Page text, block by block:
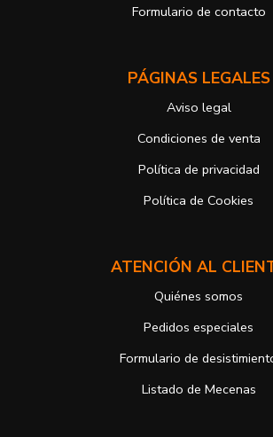
derechos, en este caso, ante la Agencia
electrónico o de correo postal, ambos con la
Responsable del tratamiento: Antonio José
Dirección postal: Avenida Giorgeta 22, Bajo
Si desea ampliar información sobre la política
nuestra empresa, puede hacerlo en el siguiente
Formulario de contacto
PÁGINAS LEGALES
Aviso legal
Condiciones de venta
Política de privacidad
Política de Cookies
ATENCIÓN AL
Quiénes somos
Pedidos especiales
Formulario de
Listado de Mecenas